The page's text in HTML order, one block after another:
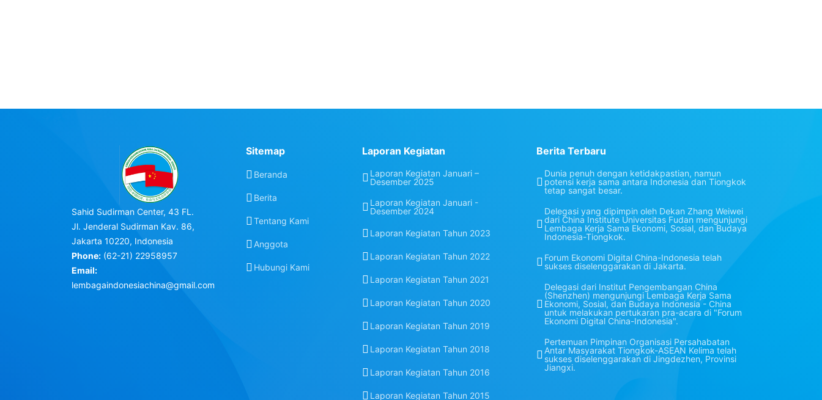
Sahid Sudirman Center, 43 FL.
Jl. Jenderal Sudirman Kav. 86,
Jakarta 10220, Indonesia
Phone: (62-21) 22958957
Email:
lembagaindonesiachina@gmail.com
Sitemap
Beranda
Berita
Tentang Kami
Anggota
Hubungi Kami
Laporan Kegiatan
Laporan Kegiatan Januari –
Desember 2025
Laporan Kegiatan Januari -
Desember 2024
Laporan Kegiatan Tahun 2023
Laporan Kegiatan Tahun 2022
Laporan Kegiatan Tahun 2021
Laporan Kegiatan Tahun 2020
Laporan Kegiatan Tahun 2019
Laporan Kegiatan Tahun 2018
Laporan Kegiatan Tahun 2016
Laporan Kegiatan Tahun 2015
Berita Terbaru
Dunia penuh dengan ketidakpastian, namun
potensi kerja sama antara Indonesia dan Tiongkok
tetap sangat besar.
Delegasi yang dipimpin oleh Dekan Zhang Weiwei
dari China Institute Universitas Fudan mengunjungi
Lembaga Kerja Sama Ekonomi, Sosial, dan Budaya
Indonesia-Tiongkok.
Forum Ekonomi Digital China-Indonesia telah
sukses diselenggarakan di Jakarta.
Delegasi dari Institut Pengembangan China
(Shenzhen) mengunjungi Lembaga Kerja Sama
Ekonomi, Sosial, dan Budaya Indonesia - China
untuk melakukan pertukaran pra-acara di "Forum
Ekonomi Digital China-Indonesia".
Pertemuan Pimpinan Organisasi Persahabatan
Antar Masyarakat Tiongkok-ASEAN Kelima telah
sukses diselenggarakan di Jingdezhen, Provinsi
Jiangxi.